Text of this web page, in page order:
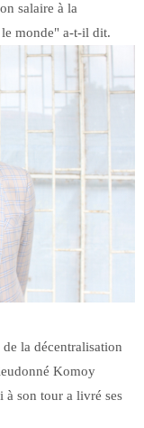
salaire à la
monde" a-t-il dit.
la décentralisation
Komoy
à son tour a livré ses